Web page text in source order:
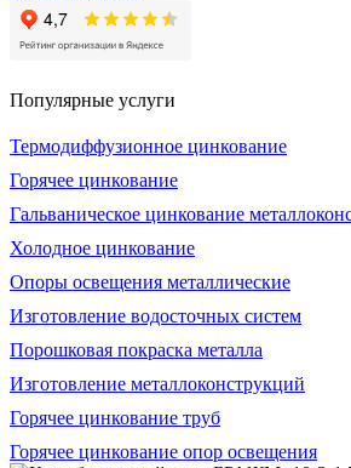
Популярные услуги
Термодиффузионное цинкование
Горячее цинкование
Гальваническое цинкование
Холодное цинкование
Опоры освещения металлические
Изготовление водосточных систем
Порошковая покраска металла
Изготовление металлоконструкций
Горячее цинкование труб
Горячее цинкование опор освещения